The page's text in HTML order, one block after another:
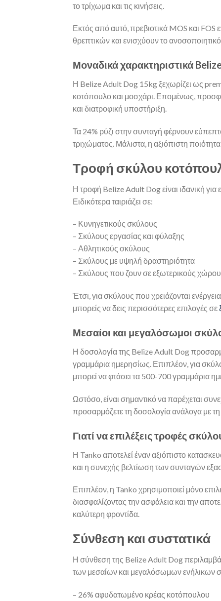
το τρίχωμα και τις κινήσεις.
Εκτός από αυτό, πρεβιοτικά MOS και
θρεπτικών και ενισχύουν το
Μοναδικά χαρακτηριστικά
Η Belize Adult Dog 15kg ξεχωρίζει ως
κοτόπουλο και μοσχάρι. Επομένως,
και διατροφική υποστήριξη.
Τα 24% ρύζι στην συνταγή φέρνουν
τριχώματος. Μάλιστα, η αξιόπιστη
Τροφή σκύλου
Η τροφή Belize Adult Dog είναι ιδανική
Ειδικότερα ταιριάζει σε:
– Κυνηγετικούς σκύλους
– Σκύλους εργασίας και φύλαξης
– Αθλητικούς σκύλους
– Σκύλους με υψηλή δραστηριότητα
– Σκύλους που ζουν σε εξωτερικούς
Έτσι, για σκύλους που χρειάζονται
μπορείς να δεις περισσότερες επιλογές σε
Μεσαίοι και μεγαλόσωμοι
Η δοσολογία της Belize Adult Dog
γραμμάρια ημερησίως. Επιπλέον, για
μπορεί να φτάσει τα 500-700 γραμμάρια
Ωστόσο, είναι σημαντικό να παρέχεται
προσαρμόζετε τη δοσολογία ανάλογα με
Γιατί να επιλέξεις τροφές
Η Tanko αποτελεί έναν αξιόπιστο
και η συνεχής βελτίωση των συνταγών
Επιπλέον, η Tanko χρησιμοποιεί μόνο
διασφαλίζοντας την ασφάλεια και την
καλύτερη φροντίδα.
Σύνθεση και συστατικά
Η σύνθεση της Belize Adult Dog
των μεσαίων και μεγαλόσωμων ενήλικων
– 26% αφυδατωμένο κρέας κοτόπουλου